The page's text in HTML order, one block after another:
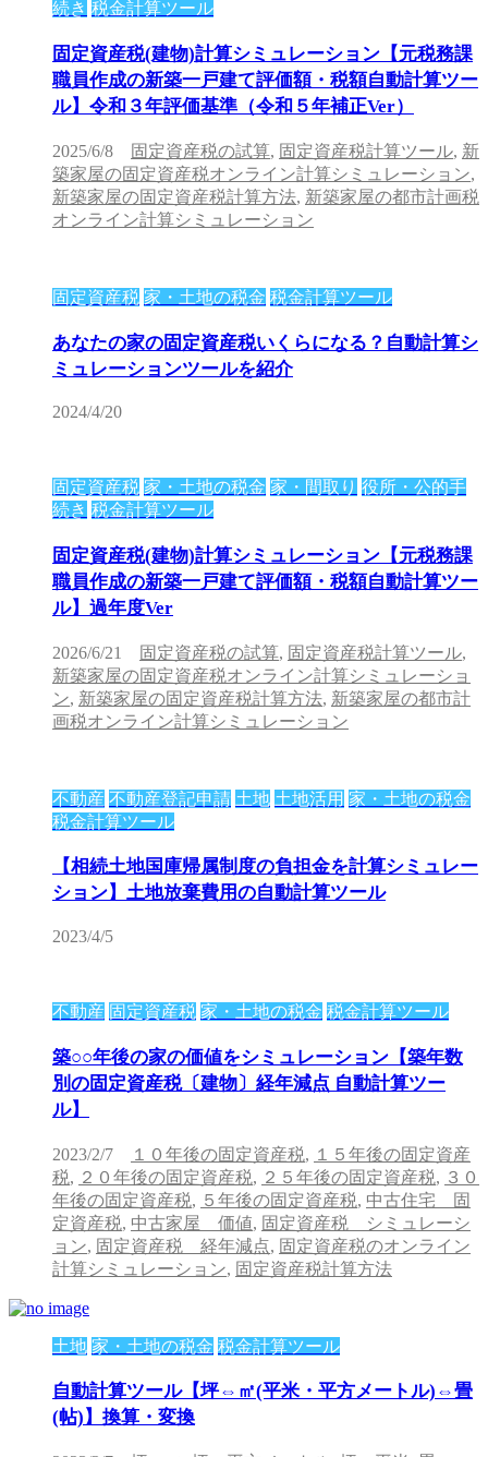
続き 税金計算ツール
固定資産税(建物)計算シミュレーション【元税務課
職員作成の新築一戸建て評価額・税額自動計算ツー
ル】令和３年評価基準（令和５年補正Ver）
2025/6/8 固定資産税の試算, 固定資産税計算ツール, 新
築家屋の固定資産税オンライン計算シミュレーション,
新築家屋の固定資産税計算方法, 新築家屋の都市計画税
オンライン計算シミュレーション
固定資産税 家・土地の税金 税金計算ツール
あなたの家の固定資産税いくらになる？自動計算シ
ミュレーションツールを紹介
2024/4/20
固定資産税 家・土地の税金 家・間取り 役所・公的手
続き 税金計算ツール
固定資産税(建物)計算シミュレーション【元税務課
職員作成の新築一戸建て評価額・税額自動計算ツー
ル】過年度Ver
2026/6/21 固定資産税の試算, 固定資産税計算ツール,
新築家屋の固定資産税オンライン計算シミュレーショ
ン, 新築家屋の固定資産税計算方法, 新築家屋の都市計
画税オンライン計算シミュレーション
不動産 不動産登記申請 土地 土地活用 家・土地の税金
税金計算ツール
【相続土地国庫帰属制度の負担金を計算シミュレー
ション】土地放棄費用の自動計算ツール
2023/4/5
不動産 固定資産税 家・土地の税金 税金計算ツール
築○○年後の家の価値をシミュレーション【築年数
別の固定資産税〔建物〕経年減点 自動計算ツー
ル】
2023/2/7 １０年後の固定資産税, １５年後の固定資産
税, ２０年後の固定資産税, ２５年後の固定資産税, ３０
年後の固定資産税, ５年後の固定資産税, 中古住宅 固
定資産税, 中古家屋 価値, 固定資産税 シミュレーシ
ョン, 固定資産税 経年減点, 固定資産税のオンライン
計算シミュレーション, 固定資産税計算方法
土地 家・土地の税金 税金計算ツール
自動計算ツール【坪⇔㎡(平米・平方メートル)⇔畳
(帖)】換算・変換